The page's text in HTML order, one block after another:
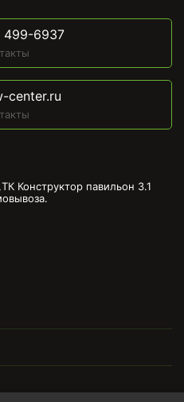
499-6937
center.ru
Конструктор павильон З.1